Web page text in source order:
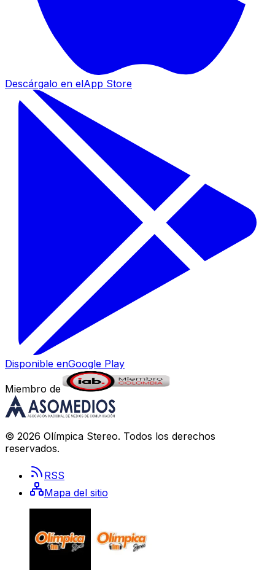
Descárgalo en elApp Store
Disponible enGoogle Play
Miembro de
© 2026 Olímpica Stereo. Todos los derechos
reservados.
RSS
Mapa del sitio